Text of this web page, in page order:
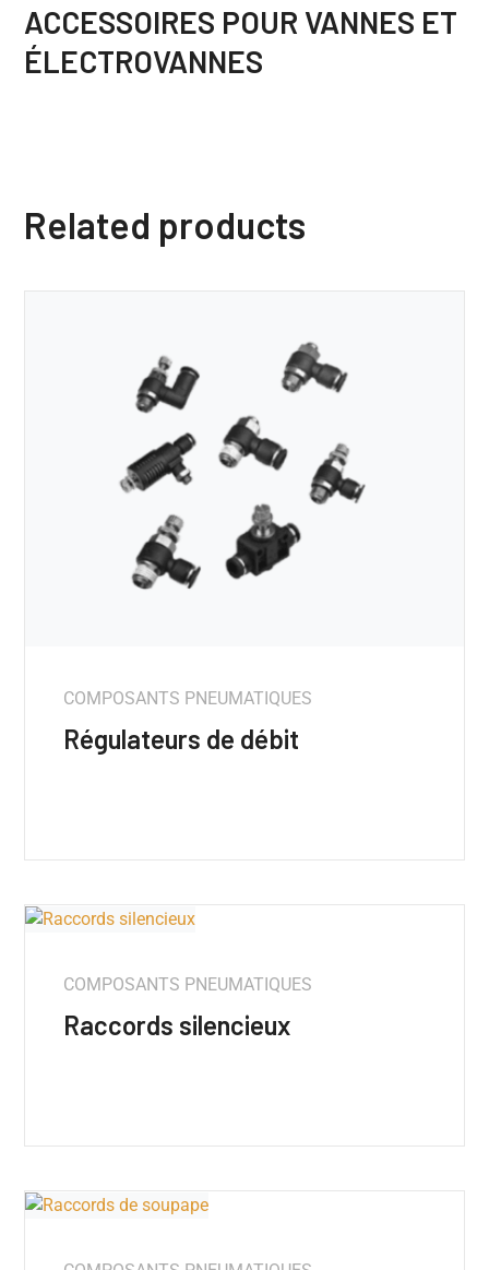
ACCESSOIRES POUR VANNES ET
ÉLECTROVANNES
Related products
COMPOSANTS PNEUMATIQUES
Régulateurs de débit
COMPOSANTS PNEUMATIQUES
Raccords silencieux